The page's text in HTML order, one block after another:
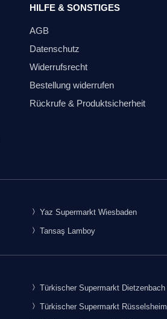
HILFE & SONSTIGES
AGB
Datenschutz
Widerrufsrecht
Bestellung widerrufen
Rückrufe & Produktsicherheit
Yaz Supermarkt Wiesbaden
Tansaş Lamboy
Türkischer Supermarkt Dietzenbach
Türkischer Supermarkt Rüsselsheim